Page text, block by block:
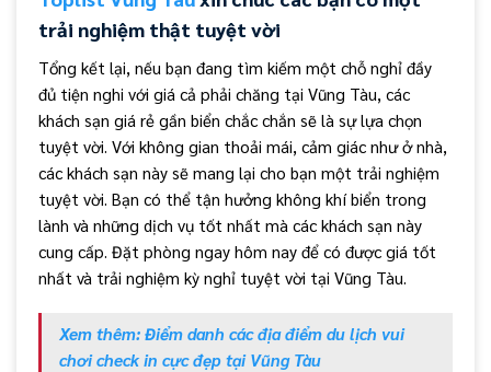
trải nghiệm thật tuyệt vời
Tổng kết lại, nếu bạn đang tìm kiếm một chỗ nghỉ đầy
đủ tiện nghi với giá cả phải chăng tại Vũng Tàu, các
khách sạn giá rẻ gần biển chắc chắn sẽ là sự lựa chọn
tuyệt vời. Với không gian thoải mái, cảm giác như ở nhà,
các khách sạn này sẽ mang lại cho bạn một trải nghiệm
tuyệt vời. Bạn có thể tận hưởng không khí biển trong
lành và những dịch vụ tốt nhất mà các khách sạn này
cung cấp. Đặt phòng ngay hôm nay để có được giá tốt
nhất và trải nghiệm kỳ nghỉ tuyệt vời tại Vũng Tàu.
Xem thêm: Điểm danh các địa điểm du lịch vui
chơi check in cực đẹp tại Vũng Tàu